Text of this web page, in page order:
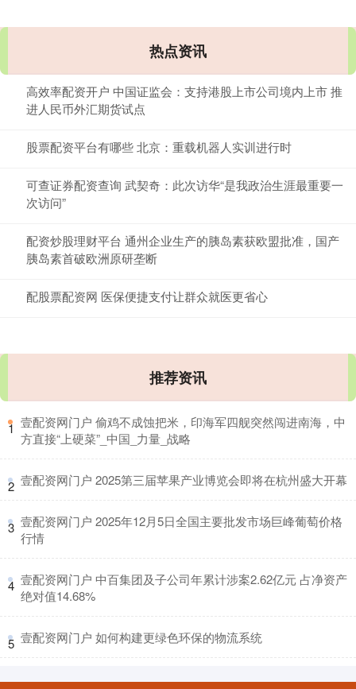
热点资讯
高效率配资开户 中国证监会：支持港股上市公司境内上市 推
进人民币外汇期货试点
股票配资平台有哪些 北京：重载机器人实训进行时
可查证券配资查询 武契奇：此次访华“是我政治生涯最重要一
次访问”
配资炒股理财平台 通州企业生产的胰岛素获欧盟批准，国产
胰岛素首破欧洲原研垄断
配股票配资网 医保便捷支付让群众就医更省心
推荐资讯
1 ​壹配资网门户 偷鸡不成蚀把米，印海军四舰突然闯进南海，中
方直接“上硬菜”_中国_力量_战略
2 ​壹配资网门户 2025第三届苹果产业博览会即将在杭州盛大开幕
3 ​壹配资网门户 2025年12月5日全国主要批发市场巨峰葡萄价格
行情
4 ​壹配资网门户 中百集团及子公司年累计涉案2.62亿元 占净资产
绝对值14.68%
5 ​壹配资网门户 如何构建更绿色环保的物流系统